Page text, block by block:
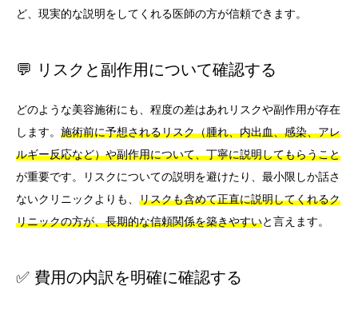
ど、現実的な説明をしてくれる医師の方が信頼できます。
💬 リスクと副作用について確認する
どのような美容施術にも、程度の差はあれリスクや副作用が存在
します。 施術前に予想されるリスク（腫れ、内出血、感染、アレ
ルギー反応など）や副作用について、丁寧に説明してもらうこと
が重要です。リスクについての説明を避けたり、最小限しか話さ
ないクリニックよりも、 リスクも含めて正直に説明してくれるク
リニックの方が、長期的な信頼関係を築きやすいと言えます。
✅ 費用の内訳を明確に確認する